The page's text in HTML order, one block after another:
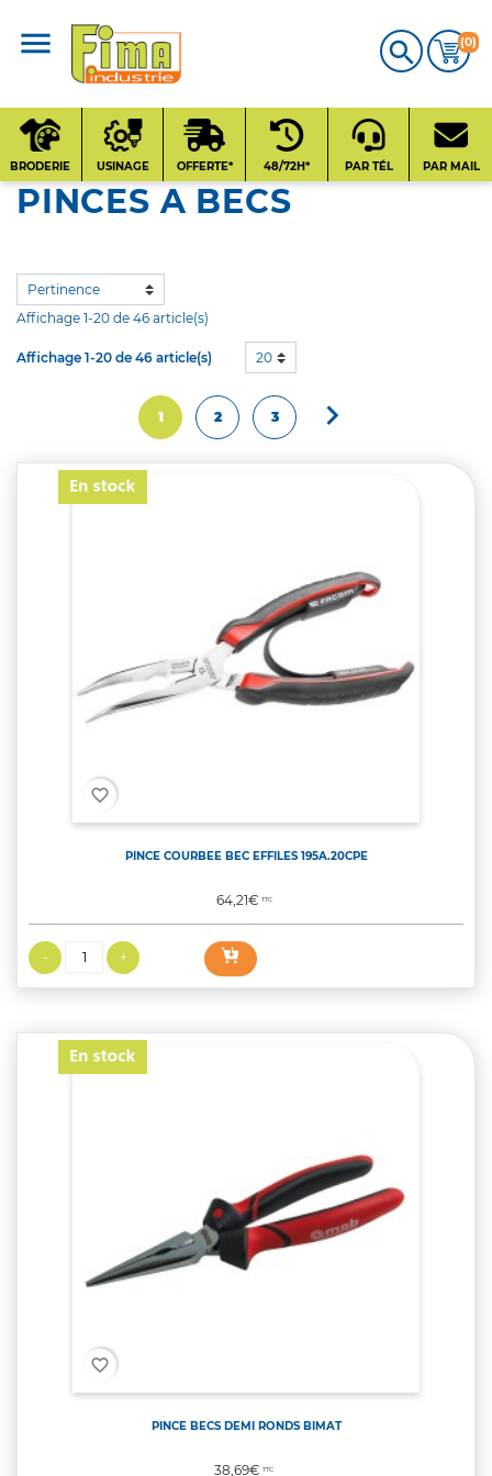
 (0)
CATALOGUE
PRODUITS
BRODERIE USINAGE OFFERTE* 48/72H* PAR TÉL PAR MAIL
PINCES A BECS
Affichage 1-20 de 46 article(s)
Affichage 1-20 de 46 article(s) 20
1 2 3 Suivant

favorite_border
PINCE COURBEE BEC EFFILES 195A.20CPE
Prix
64,21€TTC
favorite_border
PINCE BECS DEMI RONDS BIMAT
Prix
38,69€TTC